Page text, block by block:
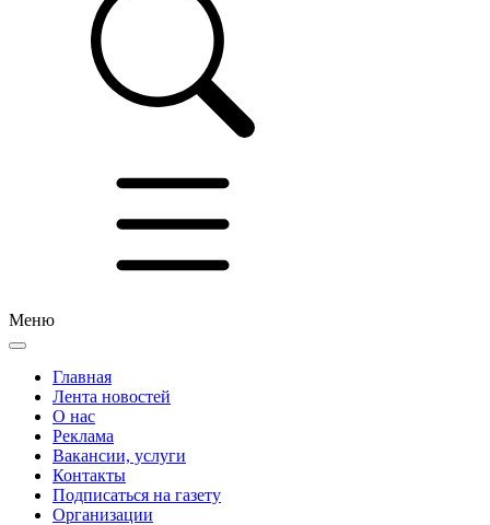
Меню
Главная
Лента новостей
О нас
Реклама
Вакансии, услуги
Контакты
Подписаться на газету
Организации